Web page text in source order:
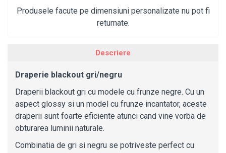
Produsele facute pe dimensiuni personalizate nu pot fi
returnate.
Descriere
Draperie blackout gri/negru
Draperii blackout gri cu modele cu frunze negre. Cu un
aspect glossy si un model cu frunze incantator, aceste
draperii sunt foarte eficiente atunci cand vine vorba de
obturarea luminii naturale.
Combinatia de gri si negru se potriveste perfect cu